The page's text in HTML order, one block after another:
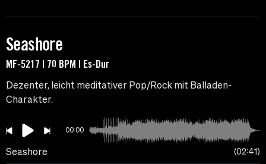
Seashore
MF-5217 | 70 BPM | Es-Dur
Dezenter, leicht meditativer Pop/Rock mit Balladen-
Charakter.
00:00
Seashore 02:41